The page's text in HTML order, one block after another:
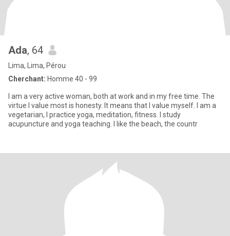
Ada, 64
Lima, Lima, Pérou
Cherchant: Homme 40 - 99
I am a very active woman, both at work and in my free time. The
virtue I value most is honesty. It means that I value myself. I am a
vegetarian, I practice yoga, meditation, fitness. I study
acupuncture and yoga teaching. I like the beach, the countr